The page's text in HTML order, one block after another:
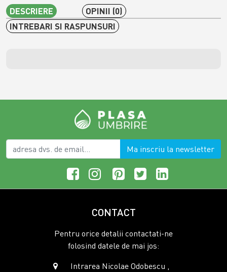
DESCRIERE
OPINII (0)
INTREBARI SI RASPUNSURI
Ma inscriu la newsletter
CONTACT
Pentru orice detalii contactati-ne
folosind datele de mai jos:
Intrarea Nicolae Odobescu ,